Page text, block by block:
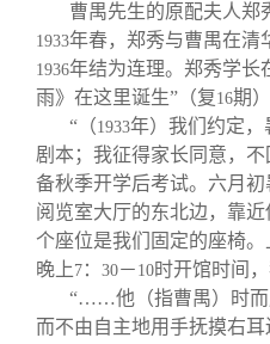
曹禺先生的原配夫人郑
1933年春，郑秀与曹禺在清
1936年结为连理。郑秀学长
雨》在这里诞生”（复16期
“（1933年）我们约定，
剧本；我征得家长同意，
备秋季开学后考试。六月
阅览室大厅的东北边，靠
个座位是我们固定的座椅。
晚上 7 ： 30－ 10时开馆时间
“……他（指曹禺）时而
而不由自主地用手抚摸右